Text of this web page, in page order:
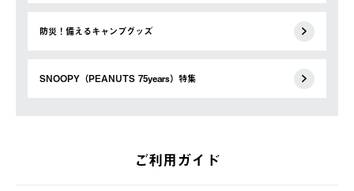
防災！備えるキャンプグッズ
SNOOPY（PEANUTS 75years）特集
ご利用ガイド